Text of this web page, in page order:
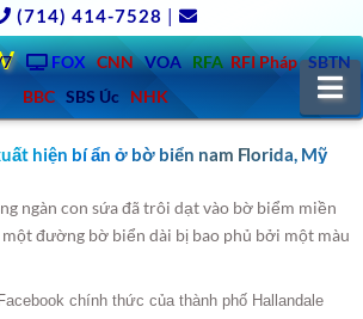
(714) 414-7528 |
FOX CNN VOA RFA RFI Pháp SBTN
BBC SBS Úc NHK
hiện bí ẩn ở bờ biển nam Florida, Mỹ
ngàn con sứa đã trôi dạt vào bờ biểm miền
đường bờ biển dài bị bao phủ bởi một màu
chính thức của thành phố Hallandale